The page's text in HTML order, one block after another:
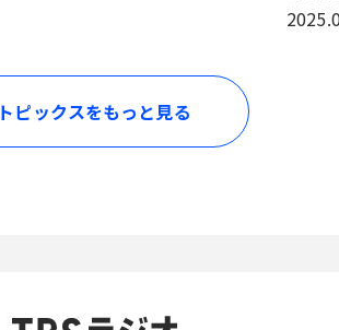
トピックスをもっと見る